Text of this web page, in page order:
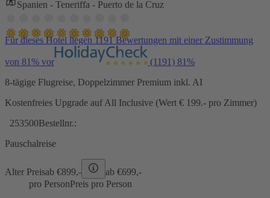
Spanien - Teneriffa - Puerto de la Cruz
Für dieses Hotel liegen 1191 Bewertungen mit einer Zustimmung
von 81% vor (1191) 81%
8-tägige Flugreise, Doppelzimmer Premium inkl. AI
Kostenfreies Upgrade auf All Inclusive (Wert € 199.- pro Zimmer)
253500Bestellnr.:
Pauschalreise
Alter Preisab €899,- ab €699,-
pro PersonPreis pro Person